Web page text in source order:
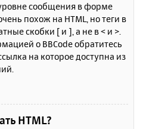
сообщения в форме
похож на HTML, но теги в
скобки [ и ], а не в < и >.
о BBCode обратитесь
на которое доступна из
HTML?